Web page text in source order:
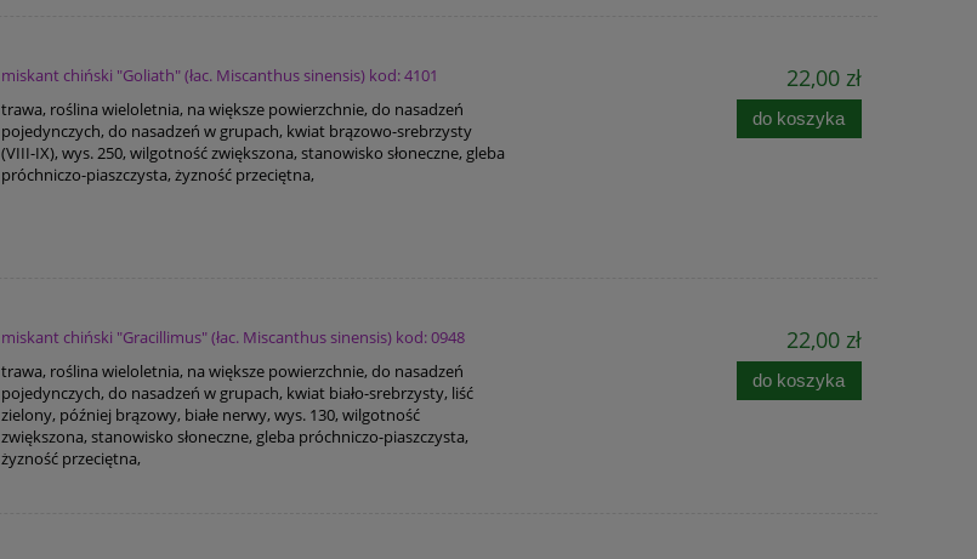
miskant chiński "Goliath" (łac. Miscanthus sinensis) kod: 4101
trawa, roślina wieloletnia, na większe powierzchnie, do nasadzeń
pojedynczych, do nasadzeń w grupach, kwiat brązowo-srebrzysty
(VIII-IX), wys. 250, wilgotność zwiększona, stanowisko słoneczne, gleba
próchniczo-piaszczysta, żyzność przeciętna,
22,00 zł
do koszyka
miskant chiński "Gracillimus" (łac. Miscanthus sinensis) kod: 0948
trawa, roślina wieloletnia, na większe powierzchnie, do nasadzeń
pojedynczych, do nasadzeń w grupach, kwiat biało-srebrzysty, liść
zielony, później brązowy, białe nerwy, wys. 130, wilgotność
zwiększona, stanowisko słoneczne, gleba próchniczo-piaszczysta,
żyzność przeciętna,
22,00 zł
do koszyka